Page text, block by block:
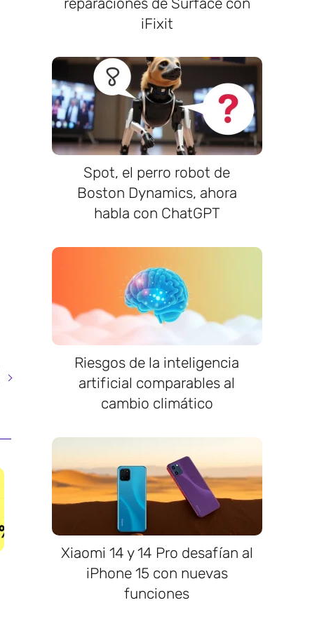
iFixit
Spot, el perro robot de
Boston Dynamics, ahora
habla con ChatGPT
Riesgos de la inteligencia
artificial comparables al
cambio climático
Xiaomi 14 y 14 Pro desafían al
iPhone 15 con nuevas
funciones